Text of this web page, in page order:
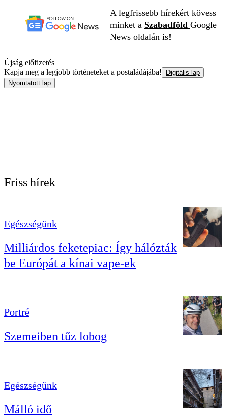
A legfrissebb hírekért kövess
minket a Szabadföld Google
News oldalán is!
Újság előfizetés
Kapja meg a legjobb történeteket a postaládájába!
Digitális lap
Nyomtatott lap
Friss hírek
Egészségünk
Milliárdos feketepiac: Így hálózták
be Európát a kínai vape-ek
Portré
Szemeiben tűz lobog
Egészségünk
Málló idő